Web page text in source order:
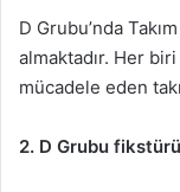
D Grubu’nda
almaktadır. Her
mücadele eden
2. D Grubu